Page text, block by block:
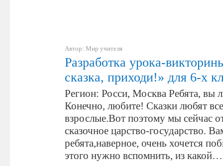
Автор: Мир учителя
Разработка урока-
сказка, приходи!» для 6-х
Регион: Росси, Москва Ребята, вы
Конечно, любите! Сказки любят
взрослые.Вот поэтому мы сейчас
сказочное царство-государство.
ребята,наверное, очень хочется
этого нужно вспомнить, из какой…